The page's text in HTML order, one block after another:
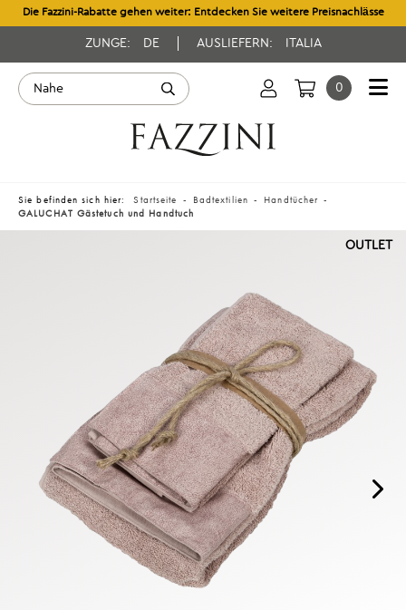
Die Fazzini-Rabatte gehen weiter: Entdecken Sie weitere Preisnachlässe
ZUNGE: DE AUSLIEFERN: ITALIA
0
Sie befinden sich hier: Startseite Badtextilien
Handtücher
GALUCHAT Gästetuch und Handtuch
OUTLET